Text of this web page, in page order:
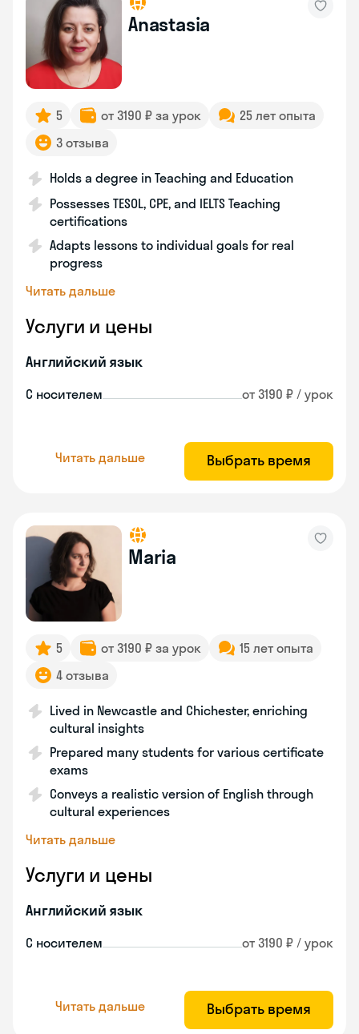
Anastasia
5 от 3190 ₽ за урок
25 лет опыта
3 отзыва
Holds a degree in Teaching and Education
Possesses TESOL, CPE, and IELTS Teaching
certifications
Adapts lessons to individual goals for real
progress
Читать дальше
Услуги и цены
Английский язык
С носителем от 3190 ₽ / урок
Читать дальше Выбрать время
Maria
5 от 3190 ₽ за урок
15 лет опыта
4 отзыва
Lived in Newcastle and Chichester, enriching
cultural insights
Prepared many students for various certificate
exams
Conveys a realistic version of English through
cultural experiences
Читать дальше
Услуги и цены
Английский язык
С носителем от 3190 ₽ / урок
Читать дальше Выбрать время